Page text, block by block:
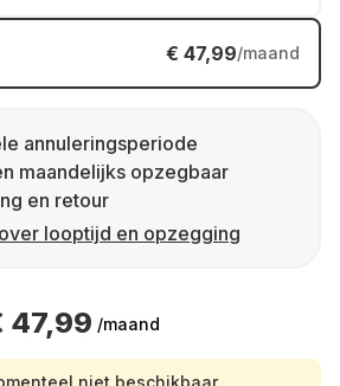
€ 47,99/maand
annuleringsperiode
maandelijks opzegbaar
en retour
looptijd en opzegging
47,99 /maand
niet beschikbaar.